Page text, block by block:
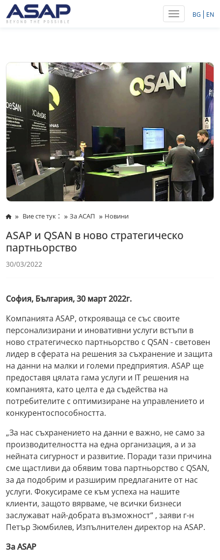
Toggle
BG EN
Вие сте тук : За АСАП Новини
ASAP и QSAN в ново стратегическо
партньорство
30/03/2022
София, България, 30 март 2022г.
Компанията ASAP, открояваща се със своите
персонализирани и иновативни услуги встъпи в
ново стратегическо партньорство с QSAN - световен
лидер в сферата на решения за съхранение и защита
на данни на малки и големи предприятия. ASAP ще
предоставя цялата гама услуги и IT решения на
компанията, като целта е да съдейства на
потребителите с оптимизиране на управлението и
конкурентоспособността.
„За нас съхранението на данни е важно, не само за
производителността на една организация, а и за
нейната сигурност и развитие. Поради тази причина
сме щастливи да обявим това партньорство с QSAN,
за да подобрим и разширим предлаганите от нас
услуги. Фокусираме се към успеха на нашите
клиенти, защото вярваме, че всички бизнеси
заслужават най-добрата възможност“ , заяви г-н
Петър Зюмбилев, Изпълнителен директор на ASAP.
За ASAP